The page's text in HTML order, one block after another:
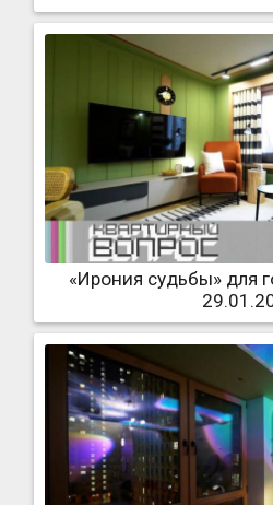
«Ирония судьбы» для